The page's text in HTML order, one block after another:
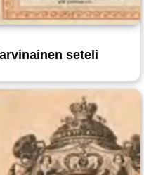
seteli